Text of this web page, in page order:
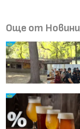
Още от Новини